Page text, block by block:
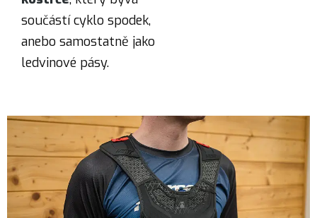
součástí cyklo spodek,
anebo samostatně jako
ledvinové pásy.